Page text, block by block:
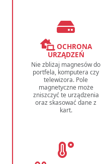
OCHRONA
URZĄDZEŃ
Nie zbliżaj magnesów do
portfela, komputera czy
telewizora. Pole
magnetyczne może
zniszczyć te urządzenia
oraz skasować dane z
kart.